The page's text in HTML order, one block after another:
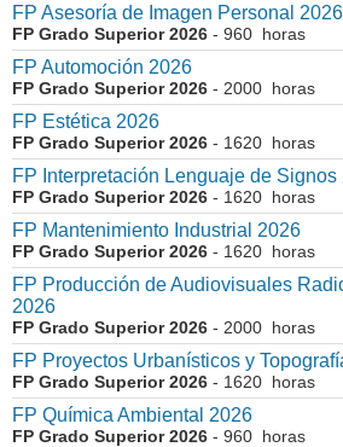
FP Asesoría de Imagen Personal 2026
FP Grado Superior 2026 - 960 horas
FP Automoción 2026
FP Grado Superior 2026 - 2000 horas
FP Estética 2026
FP Grado Superior 2026 - 1620 horas
FP Interpretación Lenguaje de Signos
FP Grado Superior 2026 - 1620 horas
FP Mantenimiento Industrial 2026
FP Grado Superior 2026 - 1620 horas
FP Producción de Audiovisuales
2026
FP Grado Superior 2026 - 2000 horas
FP Proyectos Urbanísticos y
FP Grado Superior 2026 - 1620 horas
FP Química Ambiental 2026
FP Grado Superior 2026 - 960 horas